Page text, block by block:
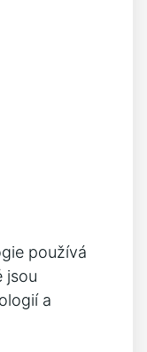
používá
jsou
a